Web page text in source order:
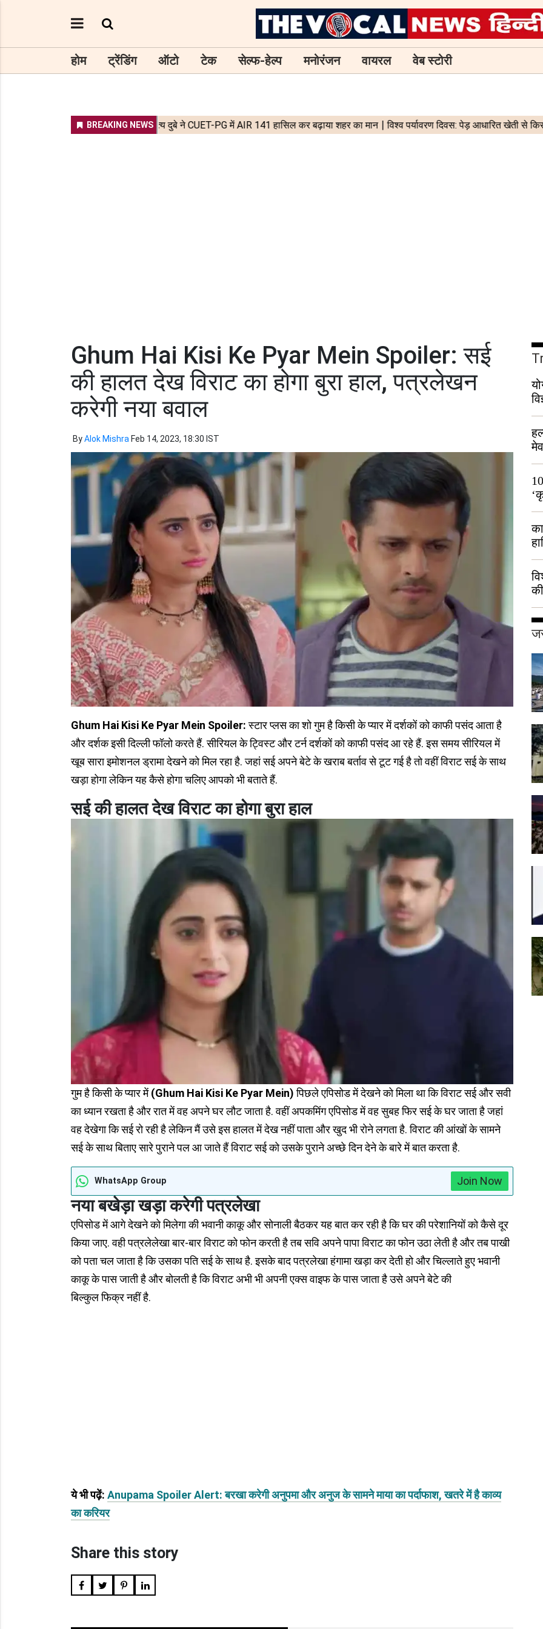
होम ट्रेंडिंग ऑटो टेक सेल्फ-हेल्प मनोरंजन वायरल वेब स्टोरी
Ghum Hai Kisi Ke Pyar Mein Spoiler: सई
की हालत देख विराट का होगा बुरा हाल, पत्रलेखन
करेगी नया बवाल
ByAlok Mishra Feb 14, 2023, 18:30 IST
Ghum Hai Kisi Ke Pyar Mein Spoiler:स्टार प्लस का शो गुम है किसी के प्यार में दर्शकों को काफी पसंद आता है
और दर्शक इसी दिल्ली फॉलो करते हैं. सीरियल के ट्विस्ट और टर्न दर्शकों को काफी पसंद आ रहे हैं. इस समय सीरियल में
खूब सारा इमोशनल ड्रामा देखने को मिल रहा है. जहां सई अपने बेटे के खराब बर्ताव से टूट गई है तो वहीं विराट सई के साथ
खड़ा होगा लेकिन यह कैसे होगा चलिए आपको भी बताते हैं.
सई की हालत देख विराट का होगा बुरा हाल
गुम है किसी के प्यार में(Ghum Hai Kisi Ke Pyar Mein)पिछले एपिसोड में देखने को मिला था कि विराट सई और सवी
का ध्यान रखता है और रात में वह अपने घर लौट जाता है. वहीं अपकमिंग एपिसोड में वह सुबह फिर सई के घर जाता है जहां
वह देखेगा कि सई रो रही है लेकिन मैं उसे इस हालत में देख नहीं पाता और खुद भी रोने लगता है. विराट की आंखों के सामने
सई के साथ बिताए सारे पुराने पल आ जाते हैं विराट सई को उसके पुराने अच्छे दिन देने के बारे में बात करता है.
WhatsApp Group Join Now
नया बखेड़ा खड़ा करेगी पत्रलेखा
एपिसोड में आगे देखने को मिलेगा की भवानी काकू और सोनाली बैठकर यह बात कर रही है कि घर की परेशानियों को कैसे दूर
किया जाए. वही पत्रलेलेखा बार-बार विराट को फोन करती है तब सवि अपने पापा विराट का फोन उठा लेती है और तब पाखी
को पता चल जाता है कि उसका पति सई के साथ है. इसके बाद पत्रलेखा हंगामा खड़ा कर देती हो और चिल्लाते हुए भवानी
काकू के पास जाती है और बोलती है कि विराट अभी भी अपनी एक्स वाइफ के पास जाता है उसे अपने बेटे की
बिल्कुल फिक्र नहीं है.
ये भी पढ़ें: Anupama Spoiler Alert: बरखा करेगी अनुपमा और अनुज के सामने माया का पर्दाफाश, खतरे में है काव्य
का करियर
Share this story
हुई